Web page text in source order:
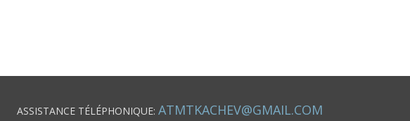
ASSISTANCE TÉLÉPHONIQUE: ATMTKACHEV@GMAIL.COM